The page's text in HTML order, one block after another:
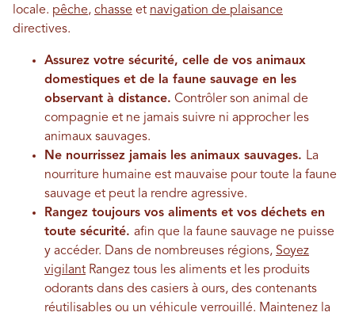
locale. pêche, chasse et navigation de plaisance
directives.
Assurez votre sécurité, celle de vos animaux
domestiques et de la faune sauvage en les
observant à distance. Contrôler son animal de
compagnie et ne jamais suivre ni approcher les
animaux sauvages.
Ne nourrissez jamais les animaux sauvages. La
nourriture humaine est mauvaise pour toute la faune
sauvage et peut la rendre agressive.
Rangez toujours vos aliments et vos déchets en
toute sécurité. afin que la faune sauvage ne puisse
y accéder. Dans de nombreuses régions, Soyez
vigilant Rangez tous les aliments et les produits
odorants dans des casiers à ours, des contenants
réutilisables ou un véhicule verrouillé. Maintenez la